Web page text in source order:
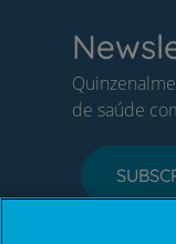
de saúde